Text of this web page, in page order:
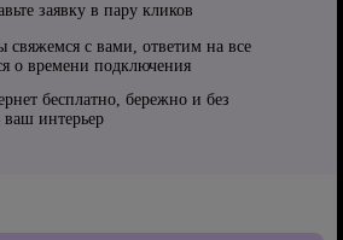
заявку в пару кликов
с вами, ответим на все
о времени подключения
бесплатно, бережно и без
ваш интерьер